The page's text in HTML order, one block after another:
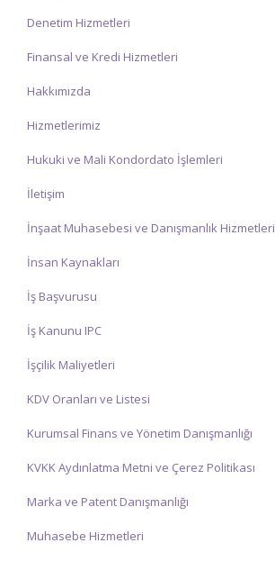
Denetim Hizmetleri
Finansal ve Kredi Hizmetleri
Hakkımızda
Hizmetlerimiz
Hukuki ve Mali Kondordato İşlemleri
İletişim
İnşaat Muhasebesi ve Danışmanlık Hizmetleri
İnsan Kaynakları
İş Başvurusu
İş Kanunu IPC
İşçilik Maliyetleri
KDV Oranları ve Listesi
Kurumsal Finans ve Yönetim Danışmanlığı
KVKK Aydınlatma Metni ve Çerez Politikası
Marka ve Patent Danışmanlığı
Muhasebe Hizmetleri